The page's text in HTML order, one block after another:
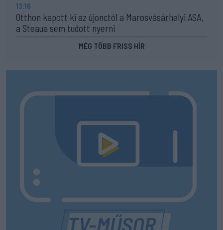
13:16
Otthon kapott ki az újonctól a Marosvásárhelyi ASA,
a Steaua sem tudott nyerni
MÉG TÖBB FRISS HÍR